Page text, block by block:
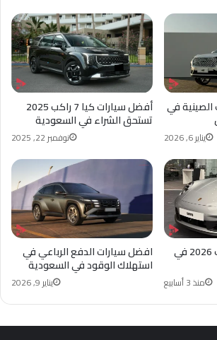
أفضل سيارات كيا 7 راكب 2025
تستحق الشراء في السعودية
نوفمبر 22, 2025
الصينية في
يناير 6, 2026
افضل سيارات الدفع الرباعي في
استهلاك الوقود في السعودية
يناير 9, 2026
أفضل 5 سيارات كشف 2026 في
منذ 3 أسابيع